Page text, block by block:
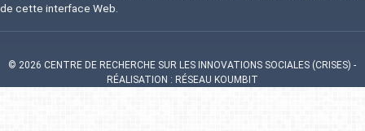
de cette interface Web.
© 2026 CENTRE DE RECHERCHE SUR LES INNOVATIONS SOCIALES (CRISES)-
RÉALISATION : RÉSEAU KOUMBIT